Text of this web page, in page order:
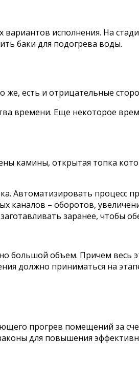
исполнения. На
баки для подогрева воды.
есть и отрицательные
времени. Еще некоторое
камины, открытая топка
Автоматизировать
– оборотов,
заранее, чтобы
большой объем. Причем весь
должно приниматься на
прогрев помещений за
для повышения